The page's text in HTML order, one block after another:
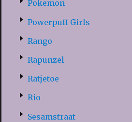
Pokemon
Powerpuff Girls
Rango
Rapunzel
Ratjetoe
Rio
Sesamstraat